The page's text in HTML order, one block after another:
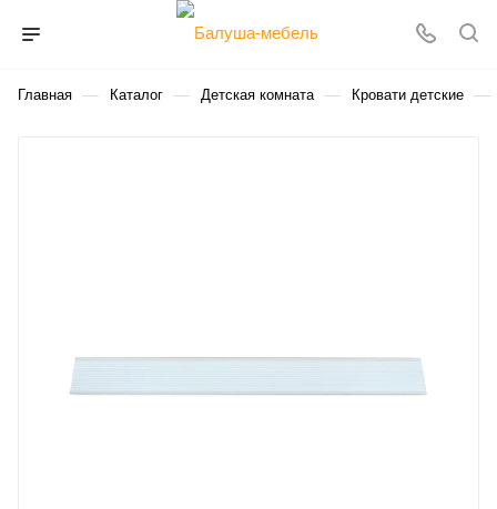
Главная — Каталог — Детская комната — Кровати детские —